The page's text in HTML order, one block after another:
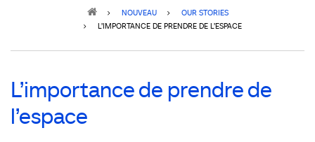
NOUVEAU
OUR STORIES
L’IMPORTANCE DE PRENDRE DE L’ESPACE
L’importance de prendre de
l’espace